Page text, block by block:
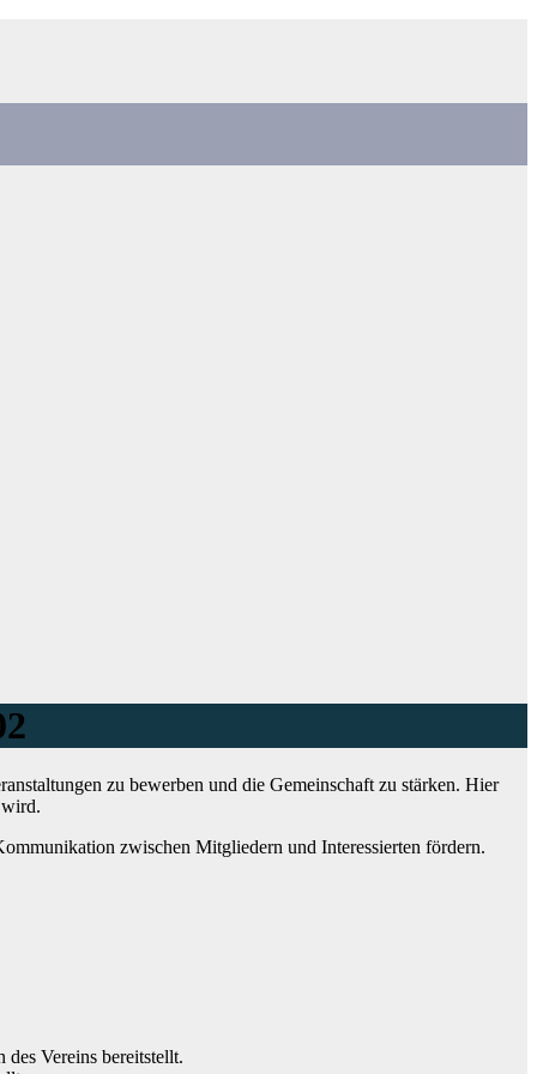
zu bewerben und die Gemeinschaft zu stärken. Hier
zwischen Mitgliedern und Interessierten fördern.
Vereins bereitstellt.